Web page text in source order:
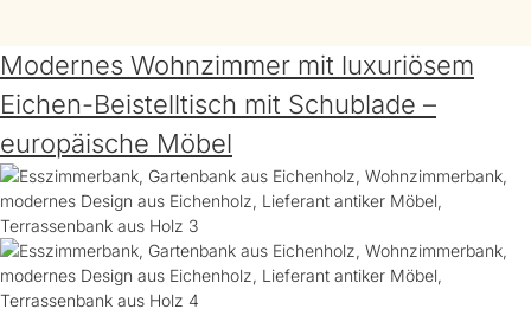
Modernes Wohnzimmer mit luxuriösem
Eichen-Beistelltisch mit Schublade –
europäische Möbel